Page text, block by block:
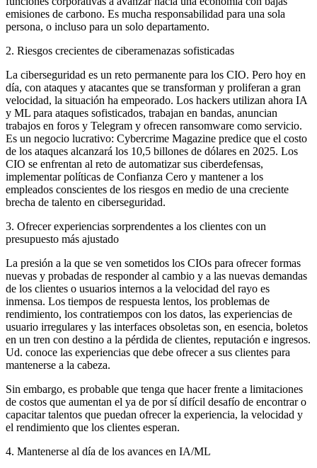
emisiones de carbono. Es mucha responsabilidad para una sola
persona, o incluso para un solo departamento.
2. Riesgos crecientes de ciberamenazas sofisticadas
La ciberseguridad es un reto permanente para los CIO. Pero hoy en
día, con ataques y atacantes que se transforman y proliferan a gran
velocidad, la situación ha empeorado. Los hackers utilizan ahora IA
y ML para ataques sofisticados, trabajan en bandas, anuncian
trabajos en foros y Telegram y ofrecen ransomware como servicio.
Es un negocio lucrativo: Cybercrime Magazine predice que el costo
de los ataques alcanzará los 10,5 billones de dólares en 2025. Los
CIO se enfrentan al reto de automatizar sus ciberdefensas,
implementar políticas de Confianza Cero y mantener a los
empleados conscientes de los riesgos en medio de una creciente
brecha de talento en ciberseguridad.
3. Ofrecer experiencias sorprendentes a los clientes con un
presupuesto más ajustado
La presión a la que se ven sometidos los CIOs para ofrecer formas
nuevas y probadas de responder al cambio y a las nuevas demandas
de los clientes o usuarios internos a la velocidad del rayo es
inmensa. Los tiempos de respuesta lentos, los problemas de
rendimiento, los contratiempos con los datos, las experiencias de
usuario irregulares y las interfaces obsoletas son, en esencia, boletos
en un tren con destino a la pérdida de clientes, reputación e ingresos.
Ud. conoce las experiencias que debe ofrecer a sus clientes para
mantenerse a la cabeza.
Sin embargo, es probable que tenga que hacer frente a limitaciones
de costos que aumentan el ya de por sí difícil desafío de encontrar o
capacitar talentos que puedan ofrecer la experiencia, la velocidad y
el rendimiento que los clientes esperan.
4. Mantenerse al día de los avances en IA/ML